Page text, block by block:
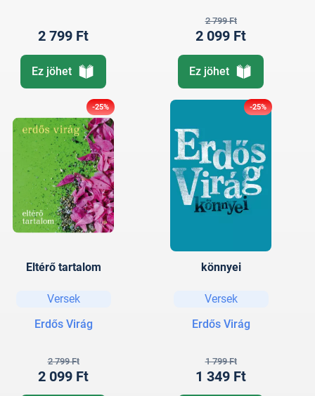
2 799 Ft
Ez jöhet
2 799 Ft
2 099 Ft
Ez jöhet
-25%
Eltérő tartalom
Versek
Erdős Virág
2 799 Ft
2 099 Ft
-25%
könnyei
Versek
Erdős Virág
1 799 Ft
1 349 Ft